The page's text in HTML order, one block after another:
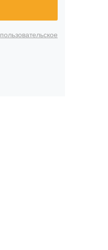
пользовательское